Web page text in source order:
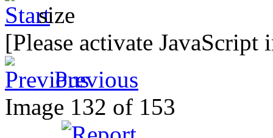
[Please activate
Previous
Image 132 of 153